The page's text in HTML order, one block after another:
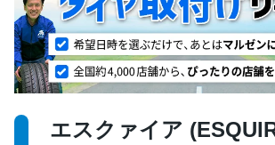
エスクァイア